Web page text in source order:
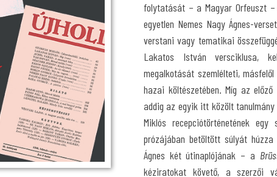
folytatását – a Magyar Orfeuszt
egyetlen Nemes Nagy Ágnes-
verstani vagy tematikai
Lakatos István versciklusa,
megalkotását szemlélteti,
hazai költészetében. Míg az
addig az egyik itt közölt
Miklós recepciótörténetének
prózájában betöltött súlyát
Ágnes két útinaplójának – a
kéziratokat követő, a szerzői